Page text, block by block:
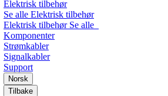
Elektrisk tilbehør
Se alle Elektrisk tilbehør
Elektrisk tilbehør Se alle
Komponenter
Strømkabler
Signalkabler
Support
Norsk
Tilbake